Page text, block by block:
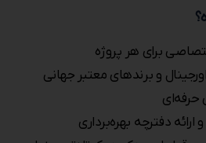
برای هر پروژه
و برندهای معتبر جهانی
حرفه‌ای
ارائه دفترچه بهره‌برداری